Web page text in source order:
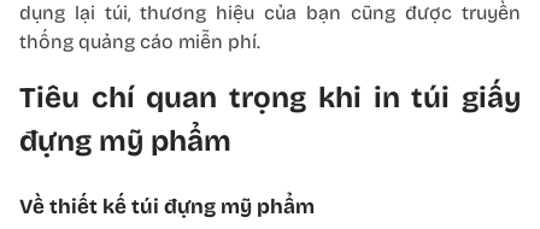
dụng lại túi, thương hiệu của bạn cũng được truyền
thống quảng cáo miễn phí.
Tiêu chí quan trọng khi in túi giấy
đựng mỹ phẩm
Về thiết kế túi đựng mỹ phẩm